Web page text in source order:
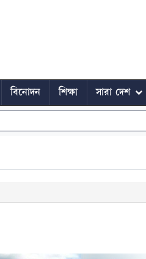
বিনোদন শিক্ষা সারা দেশ